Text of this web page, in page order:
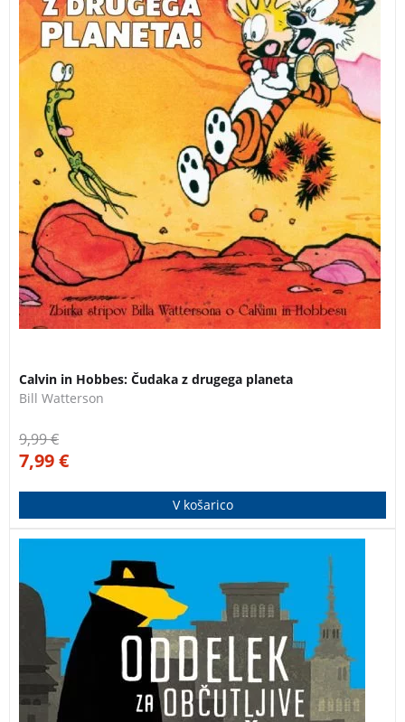
Calvin in Hobbes: Čudaka z drugega planeta
Bill Watterson
9,99€
7,99€
V košarico
Detektiv Ulf Varg, zaposlen na malmöjskem Oddelku
za občutljive zločine, kjer obravnavajo najbolj
nenavadne primere na Švedskem, se v prvem delu
humorne detektivske serije skupaj s svojimi sodelavci
sooči kar s tremi občutljivimi primeri, ki vključujejo vse
od vboda na nenavadnem mestu pa do srhljivega
nočnega dogajanja v obmorskem letovišču.